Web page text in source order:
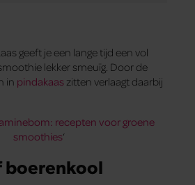
geeft je een lange tijd een vol
lekker smeuïg. Door de
in pindakaas zitten verlaagt daarbij
recepten voor groene
smoothies‘
boerenkool